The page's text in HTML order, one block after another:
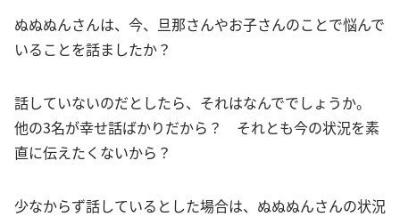
ぬぬぬんさんは、今、旦那さんやお子さんのことで悩んで
いることを話ましたか？
話していないのだとしたら、それはなんででしょうか。
他の3名が幸せ話ばかりだから？ それとも今の状況を素
直に伝えたくないから？
少なからず話しているとした場合は、ぬぬぬんさんの状況